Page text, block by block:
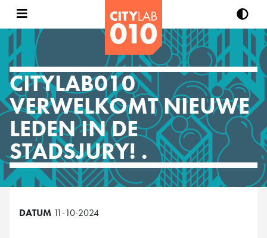
CITYLAB010
VERWELKOMT NIEUWE
LEDEN IN DE
STADSJURY! .
DATUM 11-10-2024